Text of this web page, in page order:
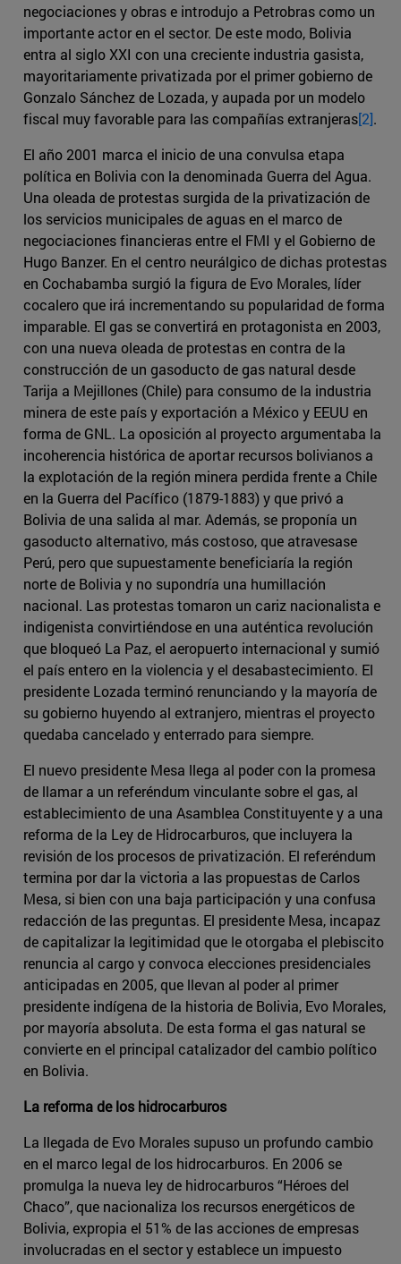
negociaciones y obras e introdujo a Petrobras como un
importante actor en el sector. De este modo, Bolivia
entra al siglo XXI con una creciente industria gasista,
mayoritariamente privatizada por el primer gobierno de
Gonzalo Sánchez de Lozada, y aupada por un modelo
fiscal muy favorable para las compañías extranjeras[2].
El año 2001 marca el inicio de una convulsa etapa
política en Bolivia con la denominada Guerra del Agua.
Una oleada de protestas surgida de la privatización de
los servicios municipales de aguas en el marco de
negociaciones financieras entre el FMI y el Gobierno de
Hugo Banzer. En el centro neurálgico de dichas protestas
en Cochabamba surgió la figura de Evo Morales, líder
cocalero que irá incrementando su popularidad de forma
imparable. El gas se convertirá en protagonista en 2003,
con una nueva oleada de protestas en contra de la
construcción de un gasoducto de gas natural desde
Tarija a Mejillones (Chile) para consumo de la industria
minera de este país y exportación a México y EEUU en
forma de GNL. La oposición al proyecto argumentaba la
incoherencia histórica de aportar recursos bolivianos a
la explotación de la región minera perdida frente a Chile
en la Guerra del Pacífico (1879-1883) y que privó a
Bolivia de una salida al mar. Además, se proponía un
gasoducto alternativo, más costoso, que atravesase
Perú, pero que supuestamente beneficiaría la región
norte de Bolivia y no supondría una humillación
nacional. Las protestas tomaron un cariz nacionalista e
indigenista convirtiéndose en una auténtica revolución
que bloqueó La Paz, el aeropuerto internacional y sumió
el país entero en la violencia y el desabastecimiento. El
presidente Lozada terminó renunciando y la mayoría de
su gobierno huyendo al extranjero, mientras el proyecto
quedaba cancelado y enterrado para siempre.
El nuevo presidente Mesa llega al poder con la promesa
de llamar a un referéndum vinculante sobre el gas, al
establecimiento de una Asamblea Constituyente y a una
reforma de la Ley de Hidrocarburos, que incluyera la
revisión de los procesos de privatización. El referéndum
termina por dar la victoria a las propuestas de Carlos
Mesa, si bien con una baja participación y una confusa
redacción de las preguntas. El presidente Mesa, incapaz
de capitalizar la legitimidad que le otorgaba el plebiscito
renuncia al cargo y convoca elecciones presidenciales
anticipadas en 2005, que llevan al poder al primer
presidente indígena de la historia de Bolivia, Evo Morales,
por mayoría absoluta. De esta forma el gas natural se
convierte en el principal catalizador del cambio político
en Bolivia.
La reforma de los hidrocarburos
La llegada de Evo Morales supuso un profundo cambio
en el marco legal de los hidrocarburos. En 2006 se
promulga la nueva ley de hidrocarburos “Héroes del
Chaco”, que nacionaliza los recursos energéticos de
Bolivia, expropia el 51% de las acciones de empresas
involucradas en el sector y establece un impuesto